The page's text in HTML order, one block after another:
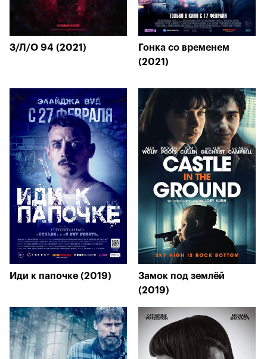
З/Л/О 94 (2021)
Гонка со временем
(2021)
Иди к папочке (2019)
Замок под землёй
(2019)